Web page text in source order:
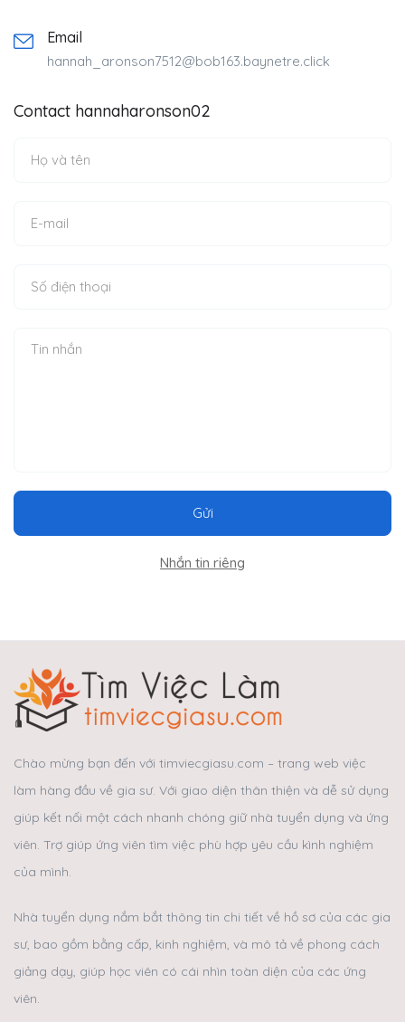
Email
hannah_aronson7512@bob163.baynetre.click
Contact hannaharonson02
Gửi
Nhắn tin riêng
Chào mừng bạn đến với timviecgiasu.com – trang web việc
làm hàng đầu về gia sư. Với giao diện thân thiện và dễ sử dụng
giúp kết nối một cách nhanh chóng giữ nhà tuyển dụng và ứng
viên. Trợ giúp ứng viên tìm việc phù hợp yêu cầu kình nghiệm
của mình.
Nhà tuyển dụng nắm bắt thông tin chi tiết về hồ sơ của các gia
sư, bao gồm bằng cấp, kinh nghiệm, và mô tả về phong cách
giảng dạy, giúp học viên có cái nhìn toàn diện của các ứng
viên.